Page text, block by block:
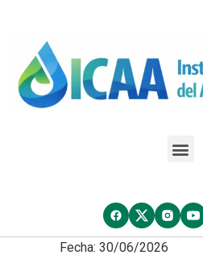
Fecha: 30/06/2026